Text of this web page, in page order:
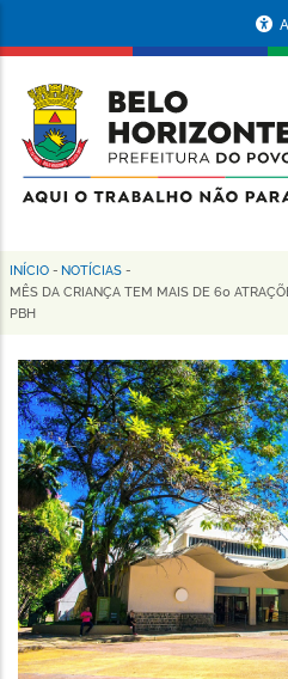
conteúdo
principal
da
Prefeitura
de
Horizonte
Trilha
de
navegação
INÍCIO - NOTÍCIAS -
MÊS DA CRIANÇA TEM MAIS DE 60
PBH